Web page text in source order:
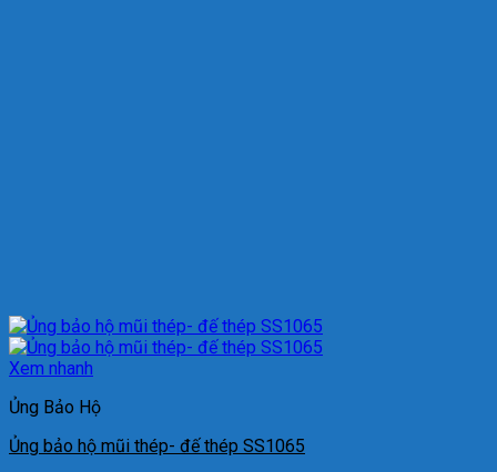
Xem nhanh
Ủng Bảo Hộ
Ủng bảo hộ mũi thép- đế thép SS1065